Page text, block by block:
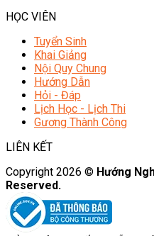
HỌC VIÊN
Tuyển Sinh
Khai Giảng
Nội Quy Chung
Hướng Dẫn
Hỏi - Đáp
Lịch Học - Lịch Thi
Gương Thành Công
LIÊN KẾT
Copyright 2026 © Hướng
Reserved.